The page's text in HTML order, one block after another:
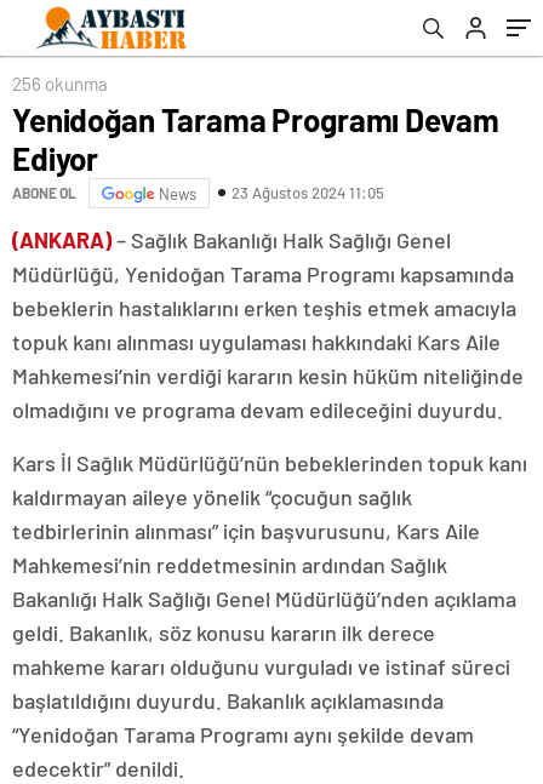
256 okunma
Yenidoğan Tarama Programı Devam
Ediyor
ABONE OL News 23 Ağustos 2024 11:05
(ANKARA)– Sağlık Bakanlığı Halk Sağlığı Genel
Müdürlüğü, Yenidoğan Tarama Programı kapsamında
bebeklerin hastalıklarını erken teşhis etmek amacıyla
topuk kanı alınması uygulaması hakkındaki Kars Aile
Mahkemesi’nin verdiği kararın kesin hüküm niteliğinde
olmadığını ve programa devam edileceğini duyurdu.
Kars İl Sağlık Müdürlüğü’nün bebeklerinden topuk kanı
kaldırmayan aileye yönelik “çocuğun sağlık
tedbirlerinin alınması” için başvurusunu, Kars Aile
Mahkemesi’nin reddetmesinin ardından Sağlık
Bakanlığı Halk Sağlığı Genel Müdürlüğü’nden açıklama
geldi. Bakanlık, söz konusu kararın ilk derece
mahkeme kararı olduğunu vurguladı ve istinaf süreci
başlatıldığını duyurdu. Bakanlık açıklamasında
“Yenidoğan Tarama Programı aynı şekilde devam
edecektir” denildi.